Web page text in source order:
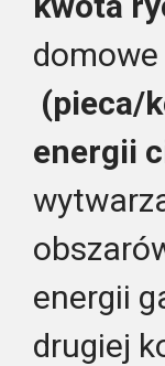
domowe
(pieca/
energii
energii
drugiej